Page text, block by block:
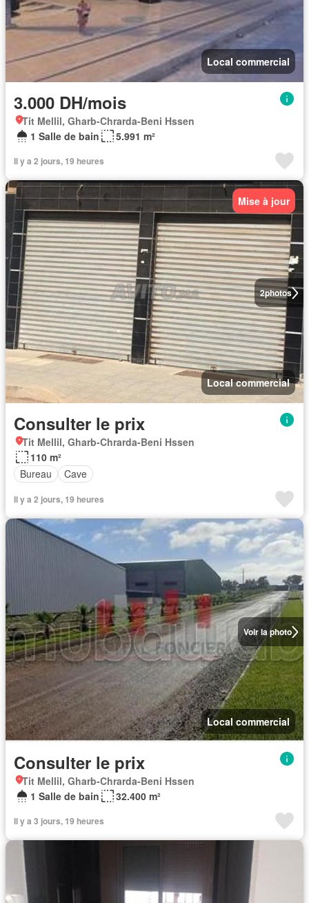
Local commercial
3.000 DH/mois
Tit Mellil, Gharb-Chrarda-Beni Hssen
1 Salle de bain
5.991 m²
Il y a 2 jours, 19 heures
2photos
Mise à jour
Local commercial
Consulter le prix
Tit Mellil, Gharb-Chrarda-Beni Hssen
110 m²
Bureau
Cave
Il y a 2 jours, 19 heures
Voir la photo
Local commercial
Consulter le prix
Tit Mellil, Gharb-Chrarda-Beni Hssen
1 Salle de bain
32.400 m²
Il y a 3 jours, 19 heures